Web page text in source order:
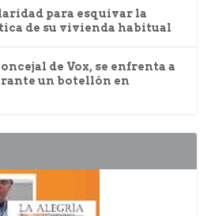
para esquivar la
de su vivienda habitual
de Vox, se enfrenta a
un botellón en